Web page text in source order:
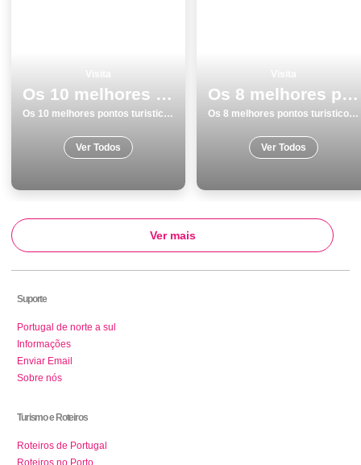
Os 10 melhores pontos turisticos e passeios em Cascais
Os 10 melhores pontos turisticos e passeios em Cascais
Ver Todos
Os 8 melhores pontos turisticos e passeios em Odemira
Os 8 melhores pontos turisticos e passeios em Odemira
Ver Todos
Ver mais
Suporte
Portugal de norte a sul
Informações
Enviar Email
Sobre nós
Turismo e Roteiros
Roteiros de Portugal
Roteiros no Porto